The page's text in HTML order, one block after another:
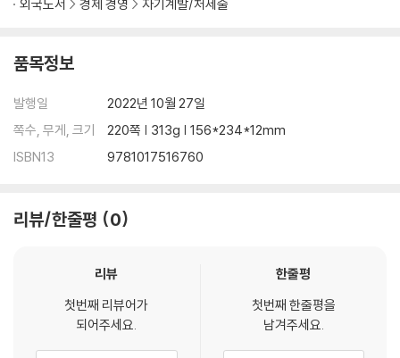
외국도서 경제 경영 자기계발/처세술
품목정보
발행일
2022년 10월 27일
쪽수, 무게, 크기
220쪽 | 313g | 156*234*12mm
ISBN13
9781017516760
리뷰/한줄평 0
리뷰
첫번째 리뷰어가
되어주세요.
한줄평
첫번째 한줄평을
남겨주세요.